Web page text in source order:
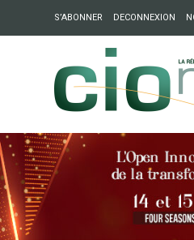
S’ABONNER DECONNEXION
: Partech Shaker lance